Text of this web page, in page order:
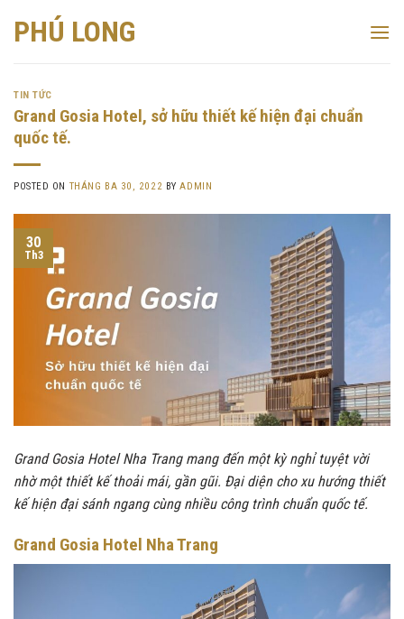
PHÚ LONG
TIN TỨC
Grand Gosia Hotel, sở hữu thiết kế hiện đại chuẩn
quốc tế.
POSTED ON THÁNG BA 30, 2022 BYADMIN
30
Th3
Grand Gosia Hotel Nha Trang mang đến một kỳ nghỉ tuyệt vời
nhờ một thiết kế thoải mái, gần gũi. Đại diện cho xu hướng thiết
kế hiện đại sánh ngang cùng nhiều công trình chuẩn quốc tế.
Grand Gosia Hotel Nha Trang